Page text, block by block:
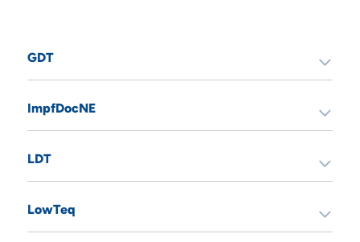
GDT
ImpfDocNE
LDT
LowTeq